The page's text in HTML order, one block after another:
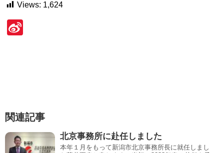
Views: 1,624
b
o
関連記事
北京事務所に赴任しました
本年１月をもって新潟市北京事務所長に就任しまし